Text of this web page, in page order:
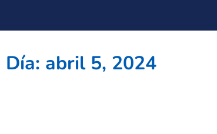
Día: abril 5, 2024